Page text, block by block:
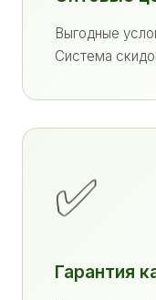
Выгодные
Система
✅
Гарантия